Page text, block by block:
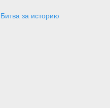
Битва за историю